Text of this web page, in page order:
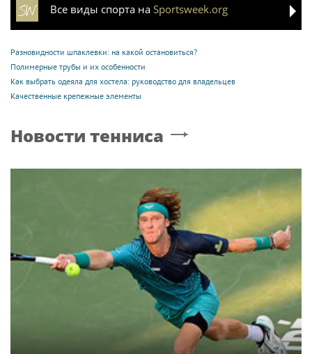
Все виды спорта на Sportsweek.org
Разновидности шпаклевки: на какой остановиться?
Полимерные трубы и их особенности
Как выбрать одеяла для хостела: руководство для владельцев
Качественные крепежные элементы
Новости тенниса